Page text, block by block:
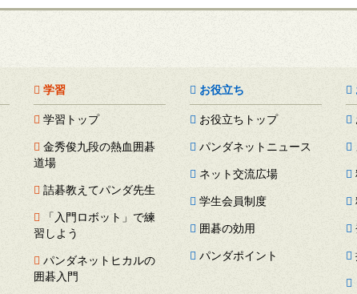
学習
学習トップ
金秀俊九段の熱血囲碁
道場
詰碁教えてパンダ先生
「入門ロボット」で練
習しよう
パンダネットヒカルの
囲碁入門
お役立ち
お役立ちトップ
パンダネットニュース
ネット交流広場
学生会員制度
囲碁の効用
パンダポイント